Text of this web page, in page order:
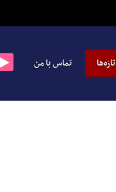
تازه‌ها تماس با من